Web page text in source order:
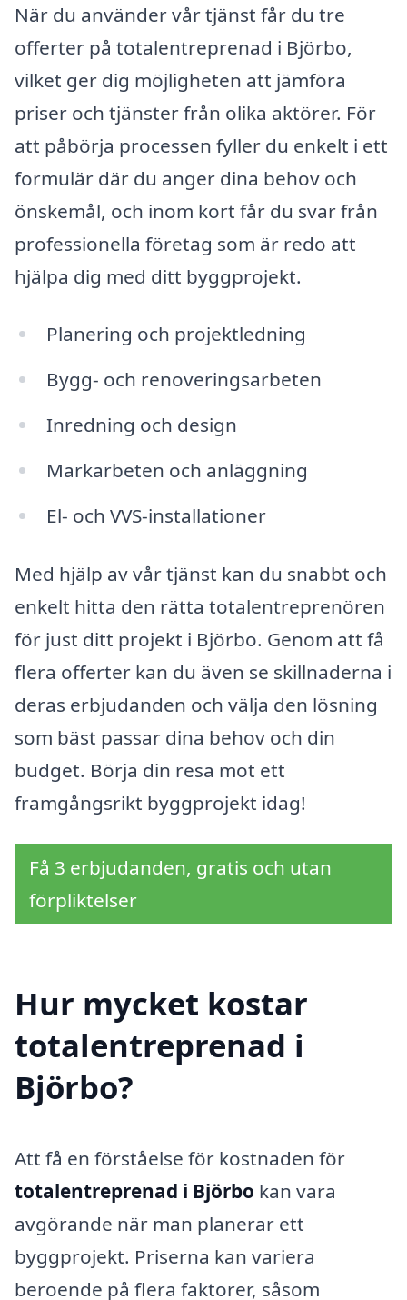
När du använder vår tjänst får du tre
offerter på totalentreprenad i Björbo,
vilket ger dig möjligheten att jämföra
priser och tjänster från olika aktörer. För
att påbörja processen fyller du enkelt i ett
formulär där du anger dina behov och
önskemål, och inom kort får du svar från
professionella företag som är redo att
hjälpa dig med ditt byggprojekt.
Planering och projektledning
Bygg- och renoveringsarbeten
Inredning och design
Markarbeten och anläggning
El- och VVS-installationer
Med hjälp av vår tjänst kan du snabbt och
enkelt hitta den rätta totalentreprenören
för just ditt projekt i Björbo. Genom att få
flera offerter kan du även se skillnaderna i
deras erbjudanden och välja den lösning
som bäst passar dina behov och din
budget. Börja din resa mot ett
framgångsrikt byggprojekt idag!
Få 3 erbjudanden, gratis och utan
förpliktelser
Hur mycket kostar
totalentreprenad i
Björbo?
Att få en förståelse för kostnaden för
totalentreprenad i Björbo kan vara
avgörande när man planerar ett
byggprojekt. Priserna kan variera
beroende på flera faktorer, såsom